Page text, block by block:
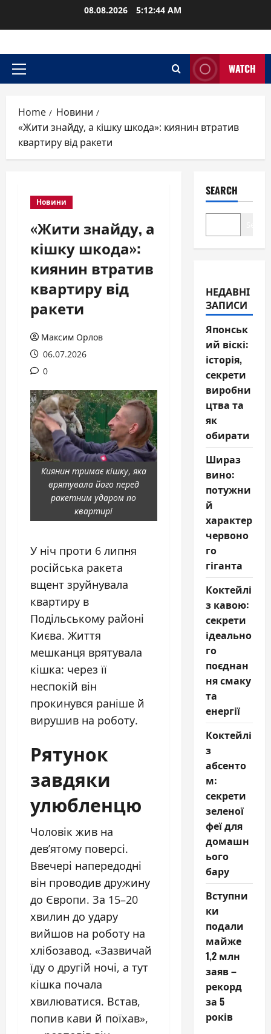
08.08.2026 5:12:44 AM
Primary
WATCH
Home
Новини
«Жити знайду, а кішку шкода»: киянин втратив
квартиру від ракети
Новини
«Жити знайду, а
кішку шкода»:
киянин втратив
квартиру від
ракети
Максим Орлов
06.07.2026
0
Киянин тримає кішку, яка
врятувала його перед
ракетним ударом по
квартирі
У ніч проти 6 липня
російська ракета
вщент зруйнувала
квартиру в
Подільському районі
Києва. Життя
мешканця врятувала
кішка: через її
неспокій він
прокинувся раніше й
вирушив на роботу.
Рятунок
завдяки
улюбленцю
Чоловік жив на
дев’ятому поверсі.
Ввечері напередодні
він проводив дружину
до Європи. За 15–20
хвилин до удару
вийшов на роботу на
хлібозавод. «Зазвичай
їду о другій ночі, а тут
кішка почала
хвилюватися. Встав,
попив кави й поїхав»,
SEARCH
НЕДАВНІ
ЗАПИСИ
Японськ
ий віскі:
історія,
секрети
виробни
цтва та
як
обирати
Шираз
вино:
потужни
й
характер
червоно
го
гіганта
Коктейлі
з кавою:
секрети
ідеально
го
поєднан
ня смаку
та
енергії
Коктейлі
з
абсенто
м:
секрети
зеленої
феї для
домашн
ього
бару
Вступни
ки
подали
майже
1,2 млн
заяв –
рекорд
за 5
років